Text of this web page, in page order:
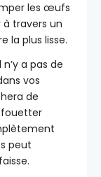
les œufs
à travers un
la plus lisse.
a pas de
vos
de
fouetter
peut